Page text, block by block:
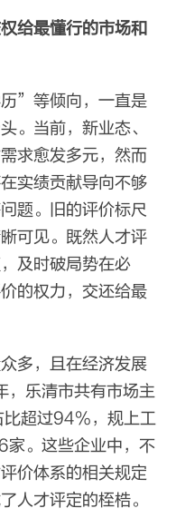
给最懂行的市场和
”等倾向，一直是
。当前，新业态、
求愈发多元，然而
实绩贡献导向不够
题。旧的评价标尺
可见。既然人才评
及时破局势在必
的权力，交还给最
多，且在经济发展
，乐清市共有市场主
比超过94%，规上工
家。这些企业中，不
价体系的相关规定
人才评定的桎梏。